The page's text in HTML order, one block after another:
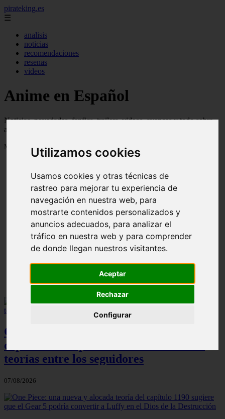
Utilizamos cookies
Usamos cookies y otras técnicas de
rastreo para mejorar tu experiencia de
navegación en nuestra web, para
mostrarte contenidos personalizados y
anuncios adecuados, para analizar el
tráfico en nuestra web y para comprender
de donde llegan nuestros visitantes.
Aceptar
Rechazar
Configurar
pirateking.es
☰
analisis
noticias
recomendaciones
resenas
videos
Anime en Español
Noticias, novedades, fanfics, trailers, videos, avances y todo sobre
anime en español
Mostrando 1 - 24 de 235 artículos
Reseña Hentai - Kuroinu: Kedakaki Seijo wa Hakudaku
ni Somaru - Anime en Español
One Piece: el increíble detalle del
capítulo 1190 que ha desatado todas las
teorías entre los seguidores
07/08/2026